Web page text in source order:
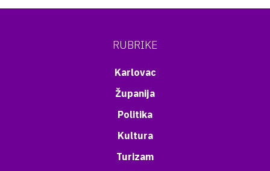
RUBRIKE
Karlovac
Županija
Politika
Kultura
Turizam